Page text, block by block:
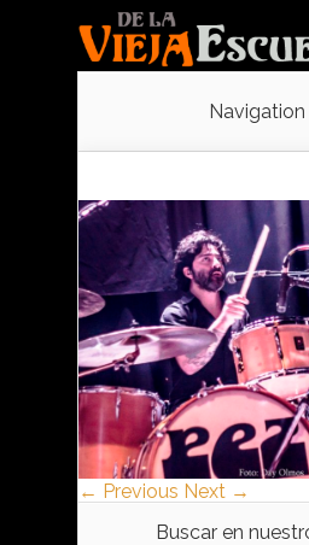
← Previous Next →
Buscar en